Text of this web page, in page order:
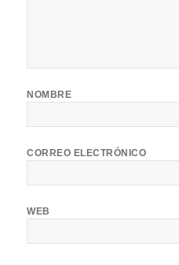
NOMBRE
CORREO ELECTRÓNICO
WEB